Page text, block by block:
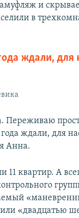
и
в
ждали, для
Переживаю
ждали, для
Анна.
11 квартир. А
«двадцатью